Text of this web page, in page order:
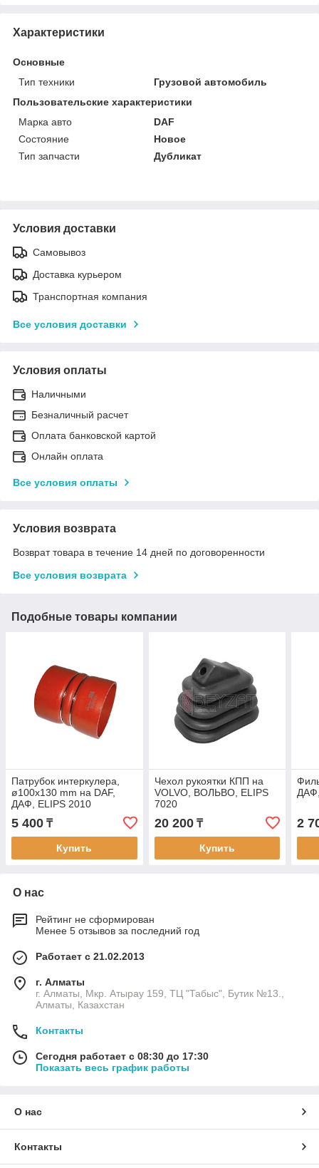
Характеристики
Основные
Тип техники
Грузовой автомобиль
Пользовательские характеристики
Марка авто
DAF
Состояние
Новое
Тип запчасти
Дубликат
Условия доставки
Самовывоз
Доставка курьером
Транспортная компания
Все условия доставки
Условия оплаты
Наличными
Безналичный расчет
Оплата банковской картой
Онлайн оплата
Все условия оплаты
Условия возврата
Возврат товара в течение 14 дней по договоренности
Все условия возврата
Подобные товары компании
Патрубок интеркулера,
ø100x130 mm на DAF,
ДАФ, ELIPS 2010
5 400 ₸
Купить
Чехол рукоятки КПП на
VOLVO, ВОЛЬВО, ELIPS
7020
20 200₸
Купить
2
О нас
Рейтинг не сформирован
Менее 5 отзывов за последний год
Работает с 21.02.2013
г. Алматы
г. Алматы, Мкр. Атырау 159, ТЦ "Табыс", Бутик №13.,
Алматы, Казахстан
Контакты
Сегодня работает с 08:30 до 17:30
Показать весь график работы
О нас
Контакты